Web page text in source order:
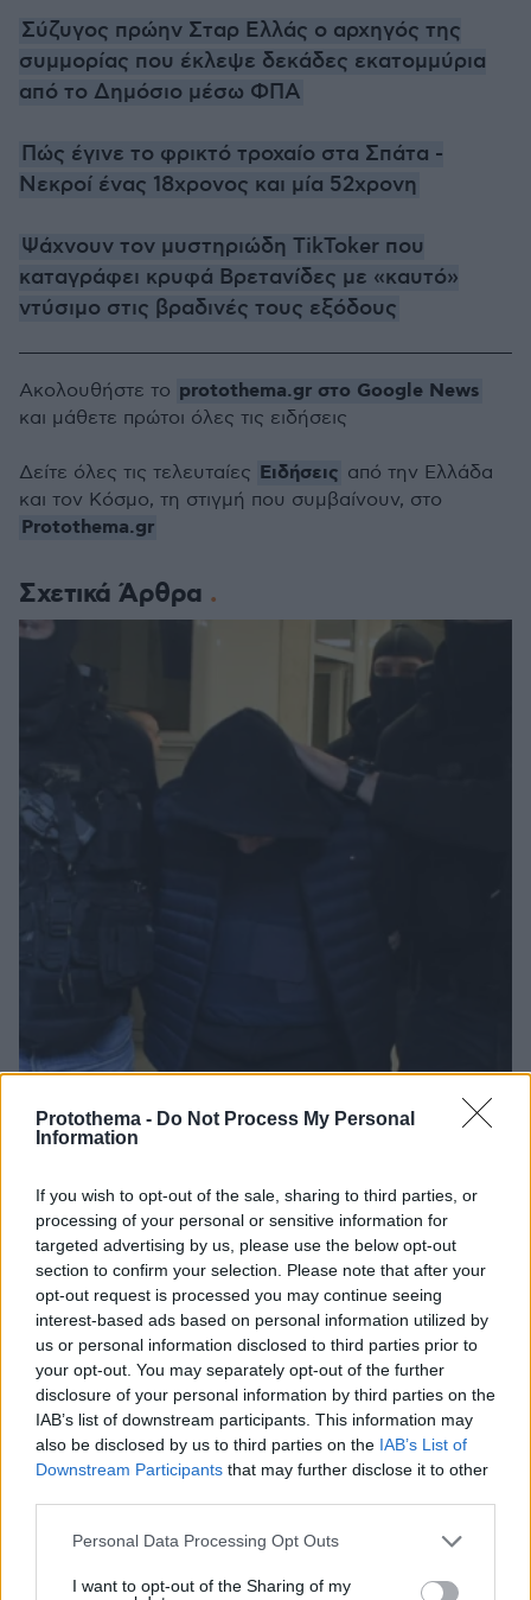
Protothema - Do Not Process My Personal
Information
If you wish to opt-out of the sale, sharing to third parties, or
processing of your personal or sensitive information for
targeted advertising by us, please use the below opt-out
section to confirm your selection. Please note that after your
opt-out request is processed you may continue seeing
interest-based ads based on personal information utilized by
us or personal information disclosed to third parties prior to
your opt-out. You may separately opt-out of the further
disclosure of your personal information by third parties on the
IAB’s list of downstream participants. This information may
also be disclosed by us to third parties on the IAB’s List of
Downstream Participants that may further disclose it to other
Please note that this website/app uses one or more Google
not limited to your visit or usage behaviour. You may click to
Personal Data Processing Opt Outs
I want to opt-out of the Sharing of my
Σύζυγος πρώην Σταρ Ελλάς ο αρχηγός της
συμμορίας που έκλεψε δεκάδες εκατομμύρια
από το Δημόσιο μέσω ΦΠΑ
Πώς έγινε το φρικτό τροχαίο στα Σπάτα -
Νεκροί ένας 18χρονος και μία 52χρονη
Ψάχνουν τον μυστηριώδη TikToker που
καταγράφει κρυφά Βρετανίδες με «καυτό»
ντύσιμο στις βραδινές τους εξόδους
Σχετικά Άρθρα
μέτρα μακριά από τον αστυνομικό - Έριξα αλλά μπορεί να
μην τον χτύπησε η δικιά μου φωτοβολίδα
14.12.2023, 13:22
Ακολουθήστε το protothema.gr στο Google News
και μάθετε πρώτοι όλες τις ειδήσεις
Δείτε όλες τις τελευταίες Ειδήσεις από την Ελλάδα
και τον Κόσμο, τη στιγμή που συμβαίνουν, στο
Protothema.gr